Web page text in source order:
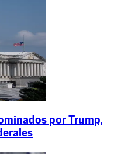
por Trump,